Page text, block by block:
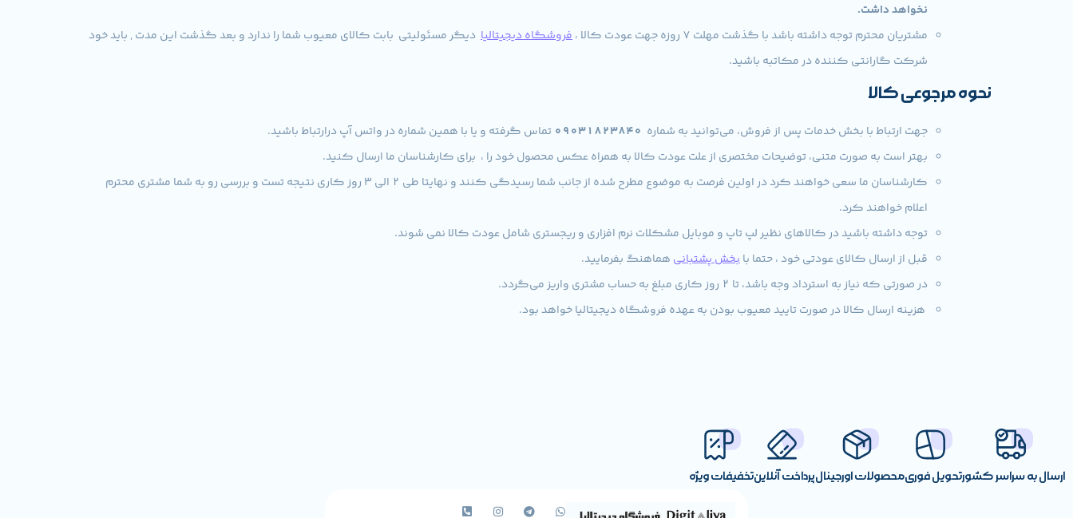
نخواهد داشت.
مشتریان محترم توجه داشته باشد با گذشت مهلت 7 روزه جهت عودت کالا ،
فروشگاه دیجیتالیا دیگر مسئولیتی بابت کالای معیوب شما را ندارد و بعد گذشت این مدت , باید خود
شرکت گارانتی کننده در مکاتبه باشید.
نحوه مرجوعی کالا
جهت ارتباط با بخش خدمات پس از فروش، می‌توانید به شماره 09031823840 تماس گرفته و یا با همین شماره در واتس آپ درارتباط باشید.
بهتر است به صورت متنی، توضیحات مختصری از علت عودت کالا به همراه عکس محصول خود را ، برای کارشناسان ما ارسال کنید.
کارشناسان ما سعی خواهند کرد در اولین فرصت به موضوع مطرح شده از جانب شما رسیدگی کنند و نهایتا طی 2 الی 3 روز کاری نتیجه تست و بررسی رو به شما مشتری محترم
اعلام خواهند کرد.
توجه داشته باشید در کالاهای نظیر لپ تاپ و موبایل مشکلات نرم افزاری و ریجستری شامل عودت کالا نمی شوند.
قبل از ارسال کالای عودتی خود ، حتما بابخش پشتبانی هماهنگ بفرمایید.
در صورتی که نیاز به استرداد وجه باشد، تا 2 روز کاری مبلغ به حساب مشتری واریز می‌گردد.
هزینه ارسال کالا در صورت تایید معیوب بودن به عهده فروشگاه دیجیتالیا خواهد بود.
ارسال به سراسر کشورتحویل فوریمحصولات اورجینالپرداخت آنلاینتخفیفات ویژه